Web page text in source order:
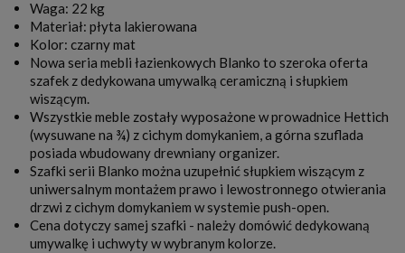
Waga: 22 kg
Materiał: płyta lakierowana
Kolor: czarny mat
Nowa seria mebli łazienkowych Blanko to szeroka oferta
szafek z dedykowana umywalką ceramiczną i słupkiem
wiszącym.
Wszystkie meble zostały wyposażone w prowadnice Hettich
(wysuwane na ¾) z cichym domykaniem, a górna szuflada
posiada wbudowany drewniany organizer.
Szafki serii Blanko można uzupełnić słupkiem wiszącym z
uniwersalnym montażem prawo i lewostronnego otwierania
drzwi z cichym domykaniem w systemie push-open.
Cena dotyczy samej szafki - należy domówić dedykowaną
umywalkę i uchwyty w wybranym kolorze.